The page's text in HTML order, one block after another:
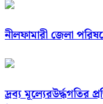
নীলফামারী জেলা
দ্রব্য মূল্যেরউর্দ্ধগতির